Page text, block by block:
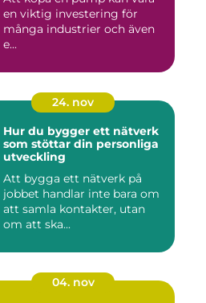
en viktig investering för
många industrier och även
e...
24. nov
Hur du bygger ett nätverk
som stöttar din personliga
utveckling
Att bygga ett nätverk på
jobbet handlar inte bara om
att samla kontakter, utan
om att ska...
04. nov